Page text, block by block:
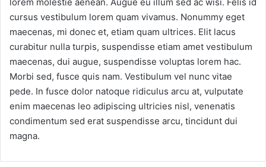
cursus vestibulum lorem quam vivamus. Nonummy eget
maecenas, mi donec et, etiam quam ultrices. Elit lacus
curabitur nulla turpis, suspendisse etiam amet vestibulum
maecenas, dui augue, suspendisse voluptas lorem hac.
Morbi sed, fusce quis nam. Vestibulum vel nunc vitae
pede. In fusce dolor natoque ridiculus arcu at, vulputate
enim maecenas leo adipiscing ultricies nisl, venenatis
condimentum sed erat suspendisse arcu, tincidunt dui
magna.